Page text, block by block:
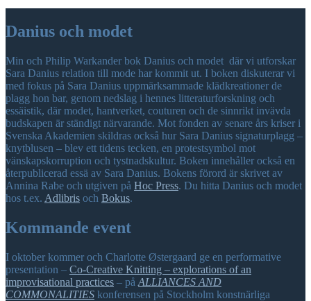
Danius och modet
Min och Philip Warkander bok Danius och modet där vi utforskar
Sara Danius relation till mode har kommit ut. I boken diskuterar vi
med fokus på Sara Danius uppmärksammade klädkreationer de
plagg hon bar, genom nedslag i hennes litteraturforskning och
essäistik, där modet, hantverket, couturen och de sinnrikt invävda
budskapen är ständigt närvarande. Mot fonden av senare års kriser i
Svenska Akademien skildras också hur Sara Danius signaturplagg –
knytblusen – blev ett tidens tecken, en protestsymbol mot
vänskapskorruption och tystnadskultur. Boken innehåller också en
återpublicerad essä av Sara Danius. Bokens förord är skrivet av
Annina Rabe och utgiven på Hoc Press. Du hitta Danius och modet
hos t.ex. Adlibris och Bokus.
Kommande event
I oktober kommer och Charlotte Østergaard ge en performative
presentation – Co-Creative Knitting – explorations of an
improvisational practices – på ALLIANCES AND
COMMONALITIES konferensen på Stockholm konstnärliga